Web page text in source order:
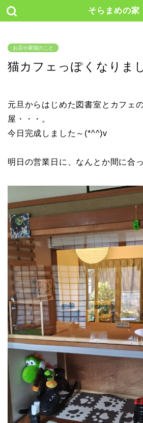
そらまめの家
お店や家猫のこと
猫カフェっぽくなりま
元旦からはじめた図書室とカフェ
屋・・・。
今日完成しました～(*^^)v
明日の営業日に、なんとか間に合